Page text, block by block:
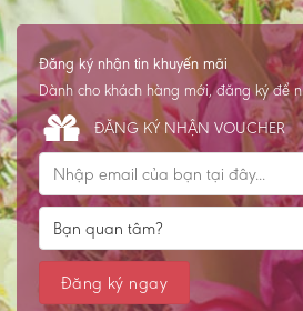
Đăng ký nhận tin khuyến mãi
Dành cho khách hàng mới, đăng ký để
ĐĂNG KÝ NHẬN VOUCHER